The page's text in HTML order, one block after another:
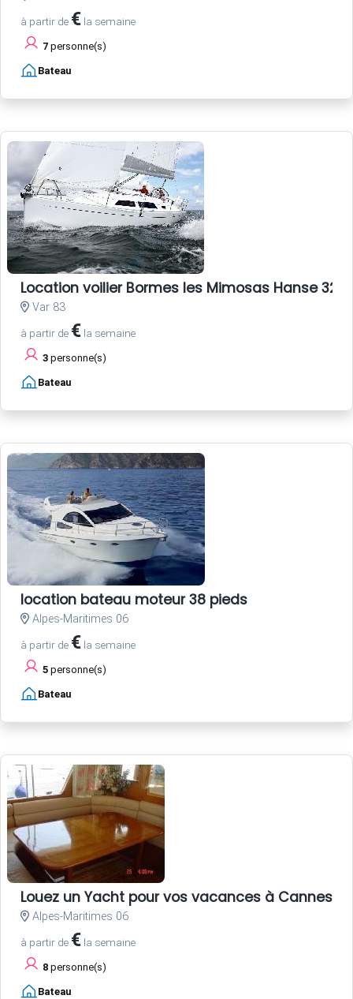
à partir de € la semaine
7 personne(s)
Bateau
Location voilier Bormes les Mimosas Hanse 325
Var 83
à partir de € la semaine
3 personne(s)
Bateau
location bateau moteur 38 pieds
Alpes-Maritimes 06
à partir de € la semaine
5 personne(s)
Bateau
Louez un Yacht pour vos vacances à Cannes
Alpes-Maritimes 06
à partir de € la semaine
8 personne(s)
Bateau